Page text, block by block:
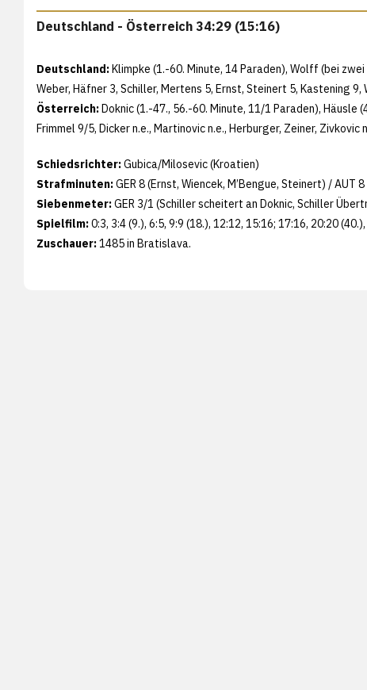
Deutschland - Österreich 34:29 (15:16)
Deutschland:Klimpke (1.-60. Minute, 14 Paraden), Wolff (bei
Weber, Häfner 3, Schiller, Mertens 5, Ernst, Steinert 5, Kastening 9,
Österreich:Doknic (1.-47., 56.-60. Minute, 11/1 Paraden), Häusle
Frimmel 9/5, Dicker n.e., Martinovic n.e., Herburger, Zeiner, Zivkovic
Schiedsrichter:Gubica/Milosevic (Kroatien)
Strafminuten:GER 8 (Ernst, Wiencek, M’Bengue, Steinert) / AUT
Siebenmeter:GER 3/1 (Schiller scheitert an Doknic, Schiller
Spielfilm:0:3, 3:4 (9.), 6:5, 9:9 (18.), 12:12, 15:16; 17:16, 20:20
Zuschauer:1485 in Bratislava.